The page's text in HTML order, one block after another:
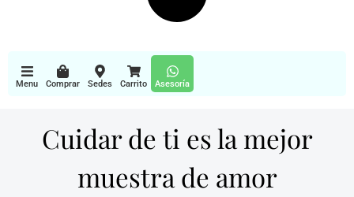
Menu Comprar Sedes Carrito Asesoría
Cuidar de ti es la mejor
muestra de amor